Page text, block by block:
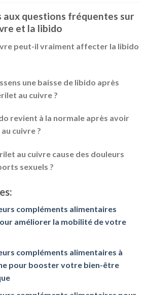
aux questions fréquentes sur
et la libido
peut-il vraiment affecter la libido
une baisse de libido après
au cuivre ?
revient à la normale après avoir
cuivre ?
au cuivre cause des douleurs
sexuels ?
compléments alimentaires
améliorer la mobilité de votre
compléments alimentaires à
pour booster votre bien-être